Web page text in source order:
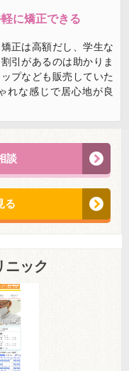
に矯正できる
正は高額だし、学生な
引があるのは助かりま
プなども販売していた
れな感じで居心地が良
談
る
ニック